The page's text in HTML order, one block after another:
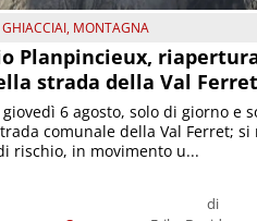
GHIACCIAI, MONTAGNA
Planpincieux,
strada della Val Ferret
di
6 agosto, solo di giorno e
comunale della Val Ferret; si
rischio, in movimento u...